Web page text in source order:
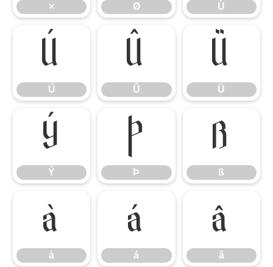
× Ø Ù
Ú
Ú
Û
Û
Ü
Ü
Ý
Ý
Þ
Þ
ß
ß
à
à
á
á
â
â